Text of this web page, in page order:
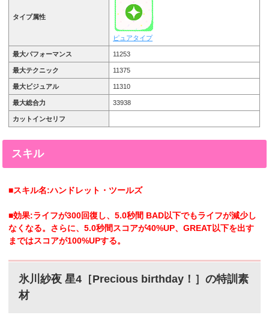
タイプ属性
ピュアタイプ
最大パフォーマンス 11253
最大テクニック 11375
最大ビジュアル 11310
最大総合力 33938
カットインセリフ
スキル
■スキル名:ハンドレット・ツールズ
■効果:ライフが300回復し、5.0秒間 BAD以下でもライフが減少し
なくなる。さらに、5.0秒間スコアが40%UP、GREAT以下を出す
まではスコアが100%UPする。
氷川紗夜 星4［Precious birthday！］の特訓素
材